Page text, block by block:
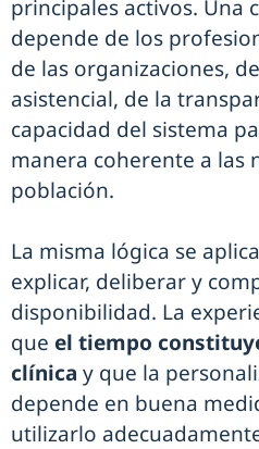
principales activos. Una
depende de los
de las organizaciones,
asistencial, de la
capacidad del sistema
manera coherente a las
población.
La misma lógica se
explicar, deliberar y
disponibilidad. La
que el tiempo
clínica y que la
depende en buena
utilizarlo